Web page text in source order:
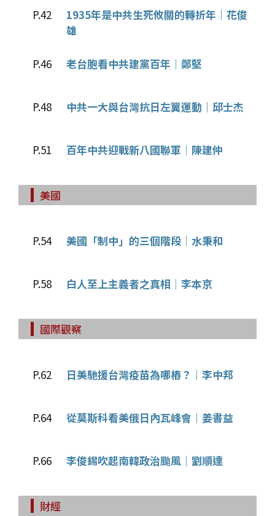
P.42
1935年是中共生死攸關的轉折年│花俊
雄
P.46 老台胞看中共建黨百年│鄭堅
P.48 中共一大與台灣抗日左翼運動│邱士杰
P.51 百年中共迎戰新八國聯軍│陳建仲
美國
P.54 美國「制中」的三個階段│水秉和
P.58 白人至上主義者之真相│李本京
國際觀察
P.62 日美馳援台灣疫苗為哪樁？│李中邦
P.64 從莫斯科看美俄日內瓦峰會│姜書益
P.66 李俊錫吹起南韓政治颱風│劉順達
財經